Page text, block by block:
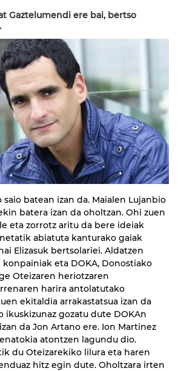
Gaztelumendi ere bai, bertso
batean izan da. Maialen Lujanbio
batera izan da oholtzan. Ohi zuen
eta zorrotz aritu da bere ideiak
abiatuta kanturako gaiak
Elizasuk bertsolariei. Aldatzen
eta DOKA, Donostiako
Oteizaren heriotzaren
harira antolatutako
ekitaldia arrakastatsua izan da
ikuskizunaz gozatu dute DOKAn
da Jon Artano ere. Ion Martinez
atontzen lagundu dio.
du Oteizarekiko lilura eta haren
hitz egin dute. Oholtzara irten